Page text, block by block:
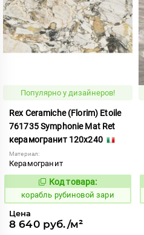
Популярно у дизайнеров!
Rex Ceramiche (Florim) Etoile
761735 Symphonie Mat Ret
керамогранит 120x240
Материал:
Керамогранит
775528
Код товара:
корабль рубиновой зари
Цена
8 640 руб./м²